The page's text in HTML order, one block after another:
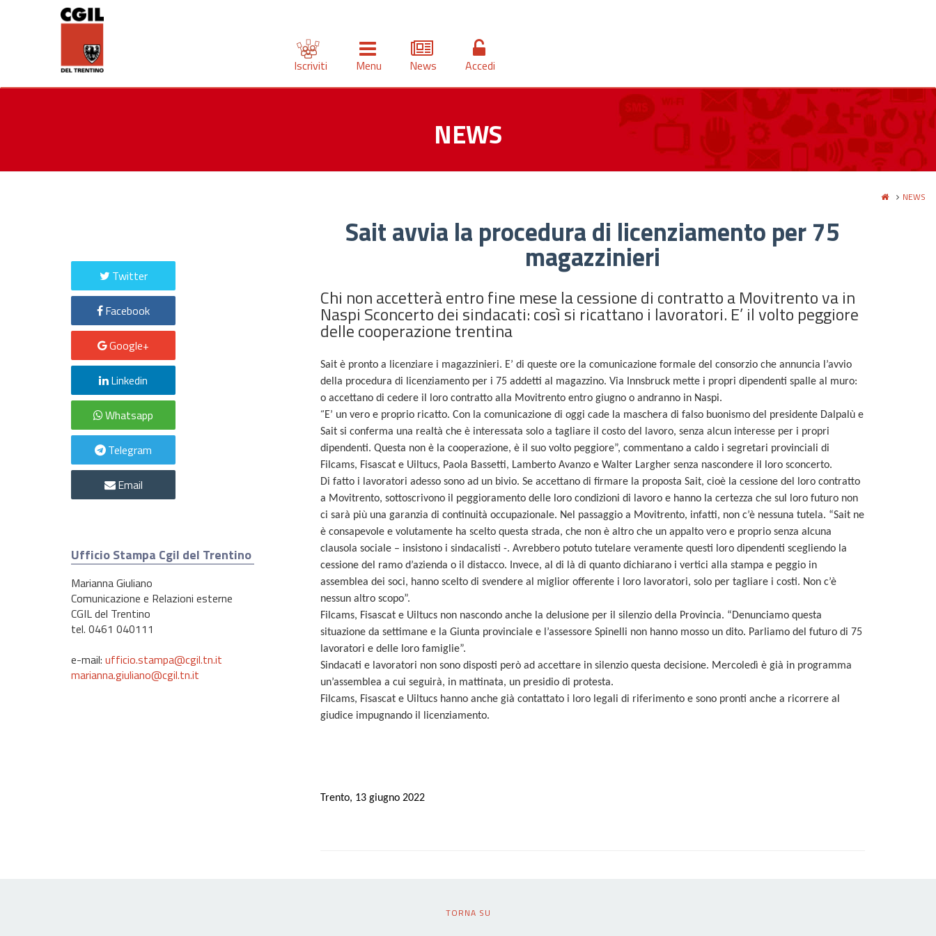
Iscriviti Menu News Accedi
NEWS
NEWS
Sait avvia la procedura di licenziamento per 75
magazzinieri
Chi non accetterà entro fine mese la cessione di contratto a Movitrento va in
Naspi Sconcerto dei sindacati: così si ricattano i lavoratori. E’ il volto peggiore
delle cooperazione trentina
Sait è pronto a licenziare i magazzinieri. E’ di queste ore la comunicazione formale del consorzio che annuncia l’avvio
della procedura di licenziamento per i 75 addetti al magazzino. Via Innsbruck mette i propri dipendenti spalle al muro:
o accettano di cedere il loro contratto alla Movitrento entro giugnoo andranno in Naspi.
“E’ un vero e proprio ricatto. Con la comunicazione di oggi cade la maschera di falso buonismo del presidente Dalpalù e
Sait si conferma una realtà che è interessata solo a tagliare il costo del lavoro, senza alcun interesse per i propri
dipendenti. Questa non è la cooperazione, è il suo volto peggiore”, commentano a caldo i segretari provinciali di
Filcams, Fisascat e Uiltucs, Paola Bassetti, Lamberto Avanzo e Walter Largher senza nascondere il loro sconcerto.
Di fatto i lavoratori adesso sono ad un bivio. Se accettano di firmare la proposta Sait, cioè la cessione del loro contratto
a Movitrento, sottoscrivono il peggioramento delle loro condizioni di lavoro e hanno la certezza che sul loro futuro non
ci sarà più una garanzia di continuità occupazionale. Nel passaggio a Movitrento, infatti, non c’è nessuna tutela. “Sait ne
è consapevole e volutamente ha scelto questa strada, che non è altro che un appalto vero e proprio senza alcuna
clausola sociale – insistono i sindacalisti -. Avrebbero potuto tutelare veramente questi loro dipendenti scegliendo la
cessione del ramo d’azienda o il distacco. Invece, al di là di quanto dichiarano i vertici alla stampa e peggio in
assemblea dei soci, hanno scelto di svendere al miglior offerente i loro lavoratori, solo per tagliare i costi. Non c’è
nessun altro scopo”.
Filcams, Fisascat e Uiltucs non nascondo anche la delusione per il silenzio della Provincia. “Denunciamo questa
situazione da settimane e la Giunta provinciale e l’assessore Spinelli non hanno mosso un dito. Parliamo del futuro di 75
lavoratori e delle loro famiglie”.
Sindacati e lavoratori non sono disposti però ad accettare in silenzio questa decisione. Mercoledì è già in programma
un’assemblea a cui seguirà, in mattinata, un presidio di protesta.
Filcams, Fisascat e Uiltucs hanno anche già contattato i loro legali di riferimento e sono pronti anche a ricorrere al
giudice impugnando il licenziamento.
Trento, 13giugno 2022
Twitter
Facebook
Google+
Linkedin
Whatsapp
Telegram
Email
Ufficio Stampa Cgil del Trentino
Marianna Giuliano
Comunicazione e Relazioni esterne
CGIL del Trentino
tel. 0461 040111
e-mail: ufficio.stampa@cgil.tn.it
marianna.giuliano@cgil.tn.it
TORNA SU